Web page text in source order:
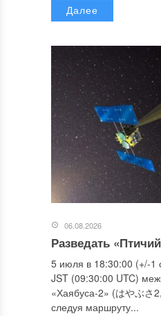
Далее
06.08.2026
Разведать
5 июля в 18:30:00 (+/-1
JST (09:30:00 UTC)
«Хаябуса-2» (はやぶさ
следуя маршруту...